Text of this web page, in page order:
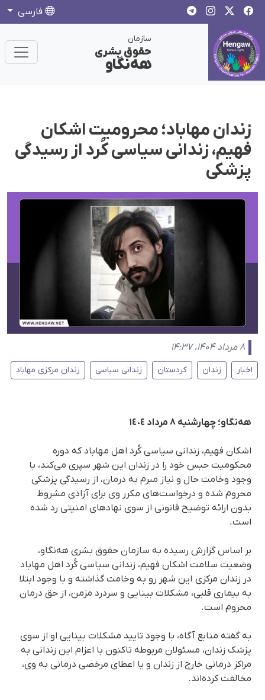
فارسی
سازمان
حقوق بشری
هەنگاو
زندان مهاباد؛ محرومیت اشکان
فهیم، زندانی سیاسی کُرد از رسیدگی
پزشکی
۸ مرداد ۱۴۰۴، ۱۴:۳۷
اخبار زندان کردستان زندانی سیاسی زندان مرکزی مهاباد
هەنگاو؛ چهارشنبه ۸ مرداد ١٤٠٤
اشکان فهیم، زندانی سیاسی کُرد اهل مهاباد که دوره
محکومیت حبس خود را در زندان این شهر سپری می‌کند، با
وجود وخامت حال و نیاز مبرم به درمان، از رسیدگی پزشکی
محروم شده و درخواست‌های مکرر وی برای آزادی مشروط
بدون ارائه توضیح قانونی از سوی نهادهای امنیتی رد شده‌
است.
بر اساس گزارش رسیده به سازمان حقوق بشری هه‌نگاو،
وضعیت سلامت اشکان فهیم، زندانی سیاسی کُرد اهل مهاباد
در زندان مرکزی این شهر رو به وخامت گذاشته و با وجود ابتلا
بە بیماری قلبی، مشکلات بینایی و سردرد مزمن، از حق درمان
محروم است.
به گفتە منابع آگاه، با وجود تایید مشکلات بینایی او از سوی
پزشک زندان، مسئولان مربوطه تاکنون با اعزام این زندانی به
مراکز درمانی خارج از زندان و یا اعطای مرخصی درمانی به وی،
مخالفت کرده‌اند.